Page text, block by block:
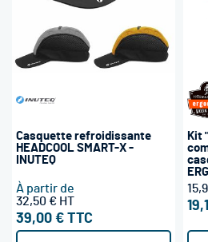
Casquette refroidissante
HEADCOOL SMART-X -
INUTEQ
À partir de
39,00 €
32,50 €
Kit